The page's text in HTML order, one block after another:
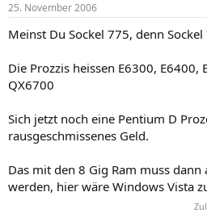
25. November 2006
Meinst Du Sockel 775, denn
Die Prozzis heissen E6300, E6400,
QX6700
Sich jetzt noch eine Pentium D
rausgeschmissenes Geld.
Das mit den 8 Gig Ram muss
werden, hier wäre Windows Vista